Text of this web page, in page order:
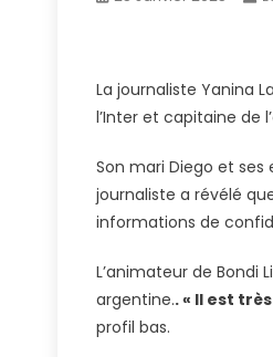
La journaliste Yanina
l’Inter et capitaine de
Son mari Diego et
journaliste a révélé
informations de
L’animateur de Bondi
argentine.. « Il est
profil bas.